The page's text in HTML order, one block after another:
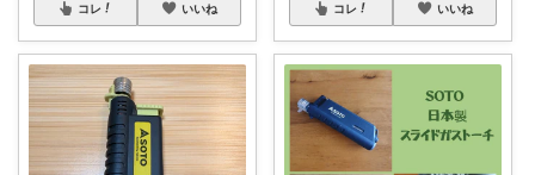
コレ いいね コレ いいね